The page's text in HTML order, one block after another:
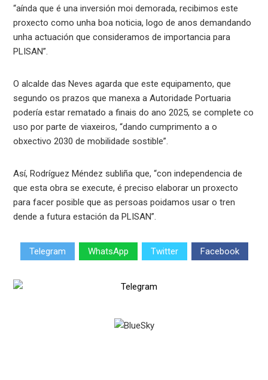
“aínda que é una inversión moi demorada, recibimos este
proxecto como unha boa noticia, logo de anos demandando
unha actuación que consideramos de importancia para
PLISAN”.
O alcalde das Neves agarda que este equipamento, que
segundo os prazos que manexa a Autoridade Portuaria
podería estar rematado a finais do ano 2025, se complete co
uso por parte de viaxeiros, “dando cumprimento a o
obxectivo 2030 de mobilidade sostible”.
Así, Rodríguez Méndez subliña que, “con independencia de
que esta obra se execute, é preciso elaborar un proxecto
para facer posible que as persoas poidamos usar o tren
dende a futura estación da PLISAN”.
Telegram WhatsApp Twitter Facebook